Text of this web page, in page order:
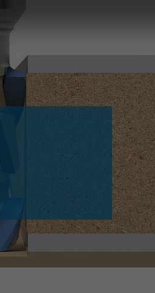
Suomi
Türkiye türkçe
USA english
Việt Nam tiếng
中文
ไทย